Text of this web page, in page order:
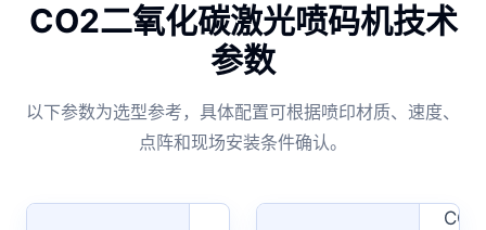
CO2二氧化碳激光喷码机技术
参数
以下参数为选型参考，具体配置可根据喷印材质、速度、
点阵和现场安装条件确认。
CO2